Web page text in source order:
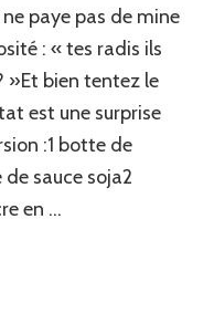
paye pas de mine
: « tes radis ils
»Et bien tentez le
est une surprise
:1 botte de
sauce soja2
en …